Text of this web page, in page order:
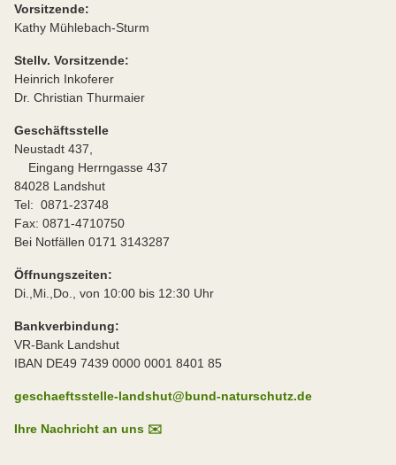
Vorsitzende:
Kathy Mühlebach-Sturm
Stellv. Vorsitzende:
Heinrich Inkoferer
Dr. Christian Thurmaier
Geschäftsstelle
Neustadt 437,
Eingang Herrngasse 437
84028 Landshut
Tel: 0871-23748
Fax: 0871-4710750
Bei Notfällen 0171 3143287
Öffnungszeiten:
Di.,Mi.,Do., von 10:00 bis 12:30 Uhr
Bankverbindung:
VR-Bank Landshut
IBAN DE49 7439 0000 0001 8401 85
geschaeftsstelle-landshut@bund-naturschutz.de
Ihre Nachricht an uns ✉️